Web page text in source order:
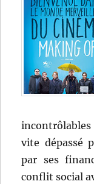
vite dépassé
par ses
conflit social